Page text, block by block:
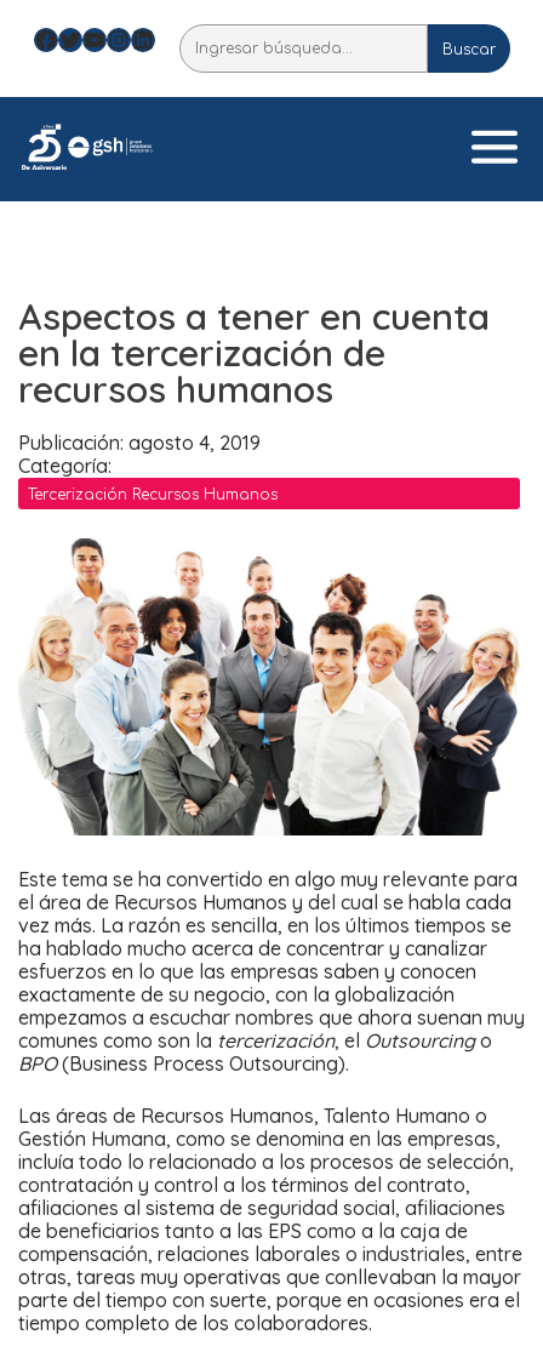
Facebook
Twitter
YouTube
Instagram
LinkedIn
Buscar
Buscar
Aspectos a tener en cuenta
en la tercerización de
recursos humanos
Publicación: agosto 4, 2019
Categoría:
Tercerización Recursos Humanos
Este tema se ha convertido en algo muy relevante para
el área de Recursos Humanos y del cual se habla cada
vez más. La razón es sencilla, en los últimos tiempos se
ha hablado mucho acerca de concentrar y canalizar
esfuerzos en lo que las empresas saben y conocen
exactamente de su negocio, con la globalización
empezamos a escuchar nombres que ahora suenan muy
comunes como son la tercerización, el Outsourcingo
BPO(Business Process Outsourcing).
Las áreas de Recursos Humanos, Talento Humano o
Gestión Humana, como se denomina en las empresas,
incluía todo lo relacionado a los procesos de selección,
contratación y control a los términos del contrato,
afiliaciones al sistema de seguridad social, afiliaciones
de beneficiarios tanto a las EPS como a la caja de
compensación, relaciones laborales o industriales, entre
otras, tareas muy operativas que conllevaban la mayor
parte del tiempo con suerte, porque en ocasiones era el
tiempo completo de los colaboradores.